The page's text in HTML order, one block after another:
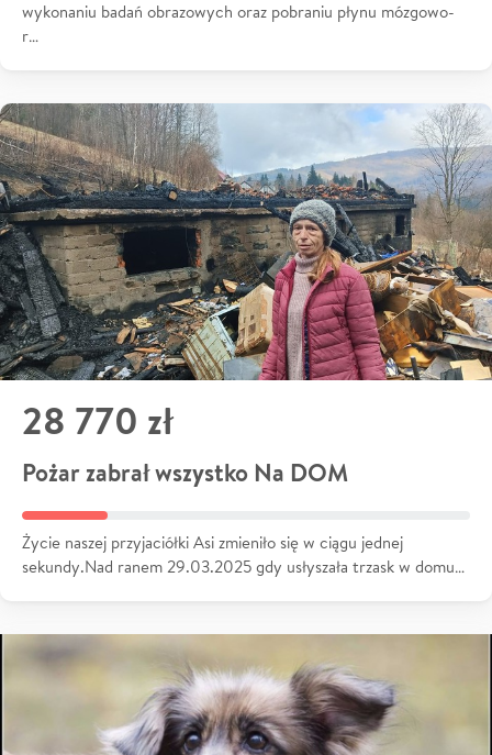
wykonaniu badań obrazowych oraz pobraniu płynu mózgowo-
r…
28 770 zł
Pożar zabrał wszystko Na DOM
Życie naszej przyjaciółki Asi zmieniło się w ciągu jednej
sekundy.Nad ranem 29.03.2025 gdy usłyszała trzask w domu…